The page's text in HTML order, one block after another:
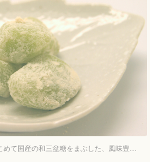
て国産の和三盆糖をまぶした、風味豊…